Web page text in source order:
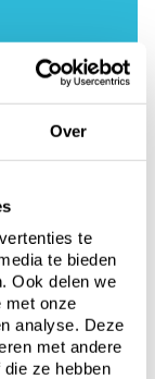
Over
te
te bieden
Ook delen we
met onze
analyse. Deze
met andere
ze hebben